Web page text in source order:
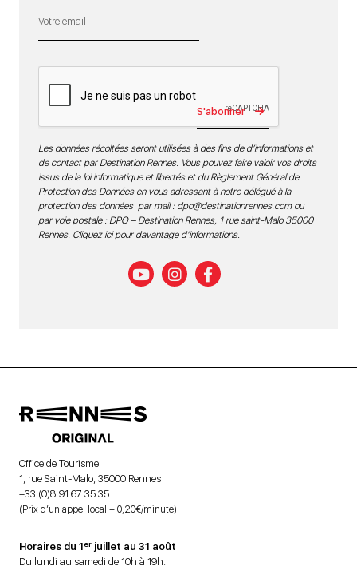
S'abonner
Les données récoltées seront utilisées à des fins de d’informations et
de contact par Destination Rennes. Vous pouvez faire valoir vos droits
issus de la loi informatique et libertés et du Règlement Général de
Protection des Données en vous adressant à notre délégué à la
protection des données par mail : dpo@destinationrennes.comou
par voie postale : DPO – Destination Rennes, 1 rue saint-Malo 35000
Rennes. Cliquez ici pour davantage d’informations.
Office de Tourisme
1, rue Saint-Malo, 35000 Rennes
+33 (0)8 91 67 35 35
(Prix d’un appel local + 0,20€/minute)
Horaires du 1er juillet au 31 août
Du lundi au samedi de 10h à 19h.